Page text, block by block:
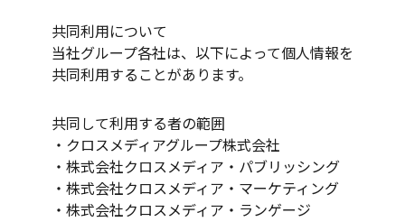
共同利用について
当社グループ各社は、以下によって個人情報を
共同利用することがあります。
共同して利用する者の範囲
・クロスメディアグループ株式会社
・株式会社クロスメディア・パブリッシング
・株式会社クロスメディア・マーケティング
・株式会社クロスメディア・ランゲージ